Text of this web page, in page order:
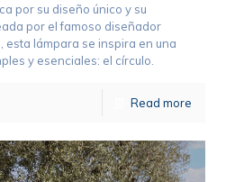
por su diseño único y su
por el famoso diseñador
esta lámpara se inspira en una
y esenciales: el círculo.
Read more